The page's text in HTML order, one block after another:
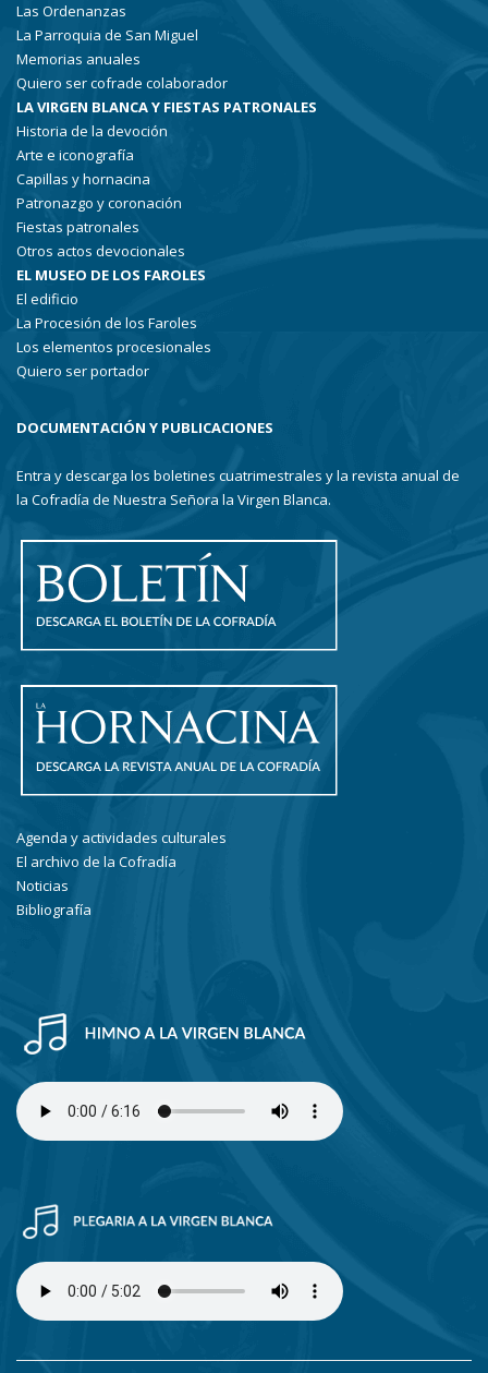
Las Ordenanzas
La Parroquia de San Miguel
Memorias anuales
Quiero ser cofrade colaborador
LA VIRGEN BLANCA Y FIESTAS PATRONALES
Historia de la devoción
Arte e iconografía
Capillas y hornacina
Patronazgo y coronación
Fiestas patronales
Otros actos devocionales
EL MUSEO DE LOS FAROLES
El edificio
La Procesión de los Faroles
Los elementos procesionales
Quiero ser portador
DOCUMENTACIÓN Y PUBLICACIONES
Entra y descarga los boletines cuatrimestrales y la revista anual de
la Cofradía de Nuestra Señora la Virgen Blanca.
Agenda y actividades culturales
El archivo de la Cofradía
Noticias
Bibliografía